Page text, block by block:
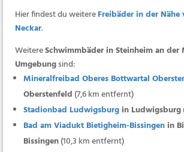
Hier findest du weitereFreibäder in der
Neckar.
WeitereSchwimmbäder in Steinheim an der
Umgebungsind:
Mineralfreibad Oberes Bottwartal
Oberstenfeld (7,6 km entfernt)
Stadionbad Ludwigsburg in Ludwigsburg
Bad am Viadukt Bietigheim-Bissingen in
Bissingen(10,3 km entfernt)